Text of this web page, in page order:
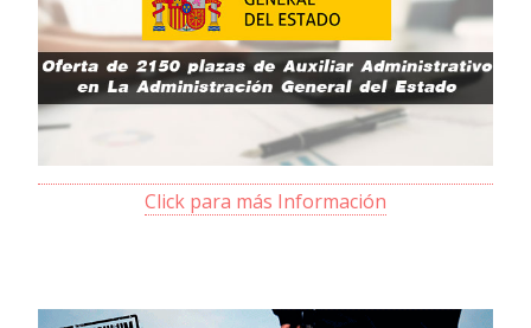
Click para más Información